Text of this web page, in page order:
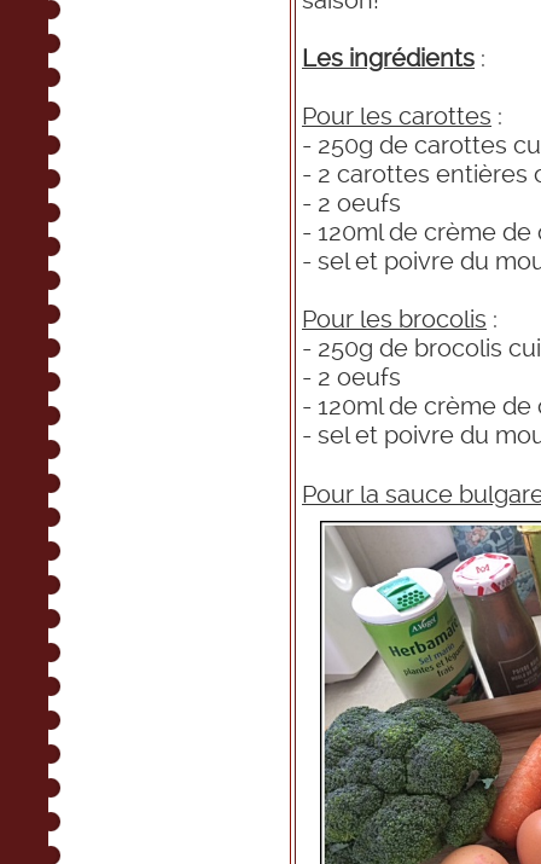
Les ingrédients :
Pour les carottes :
- 250g de carottes
- 2 carottes entières
- 2 oeufs
- 120ml de crème
- sel et poivre du
Pour les brocolis :
- 250g de brocolis
- 2 oeufs
- 120ml de crème
- sel et poivre du
Pour la sauce